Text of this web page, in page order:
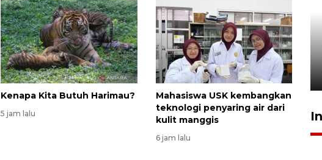
Kenapa Kita Butuh Harimau?
5 jam lalu
Mahasiswa USK kembangkan
teknologi penyaring air dari
kulit manggis
6 jam lalu
Pemkot Lhokseumawe siap
terima peralihan RSUD Cut
Meutia
31 Juli 2026 20:28